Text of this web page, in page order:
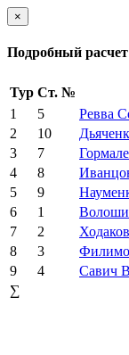
×
Подробный
Тур Ст. №
1
5 Ревва
2
10
3
7
4
8
5
9
6
1
7
2
8
3
9
4 Савич
∑